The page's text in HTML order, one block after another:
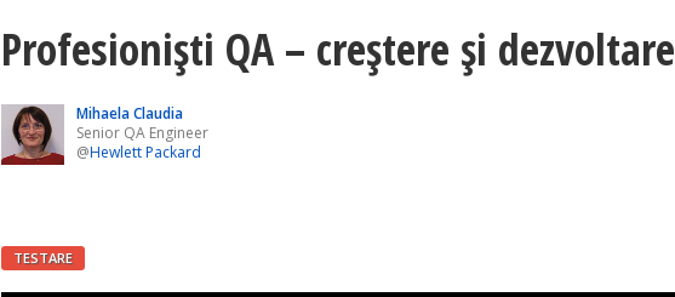
Profesioniști QA – creștere și dezvoltare
Mihaela Claudia
Senior QA Engineer
@Hewlett Packard
TESTARE